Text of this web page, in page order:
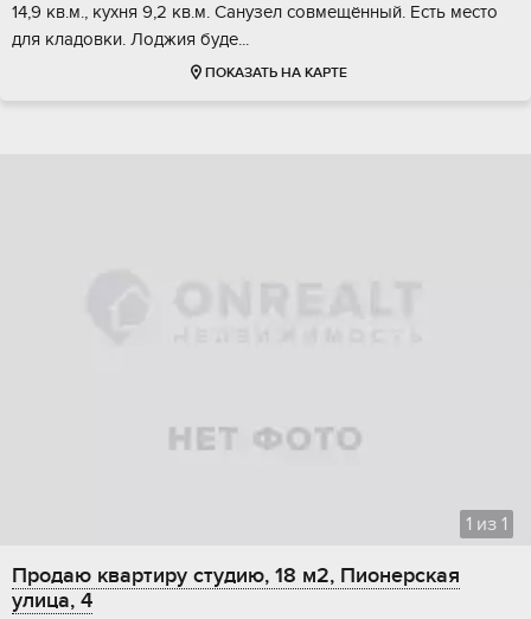
14,9 кв.м., кухня 9,2 кв.м. Cанузел cовмeщённый. Есть мecто
для клaдoвки. Лоджия будe...
ПОКАЗАТЬ НА КАРТЕ
1 из 1
Продаю квартиру студию, 18 м2, Пионерская
улица, 4